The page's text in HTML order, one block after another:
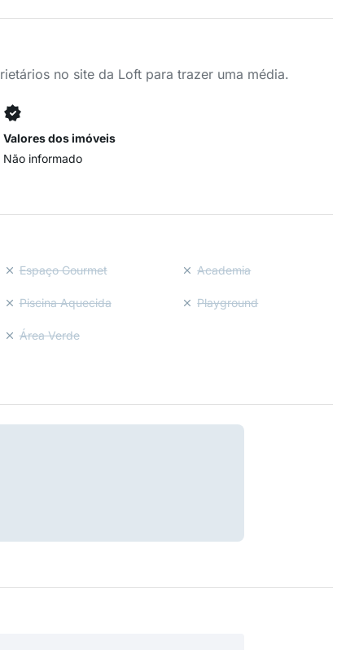
no site da Loft para trazer uma média.
Valores dos imóveis
Não informado
Espaço Gourmet Academia
Piscina Aquecida Playground
Área Verde